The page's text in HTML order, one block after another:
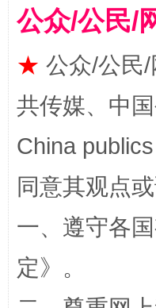
阿坝州三大球赛
公众/公民/
★ 公众/公民
共传媒、中
China
同意其观点
一、遵守各
定》。